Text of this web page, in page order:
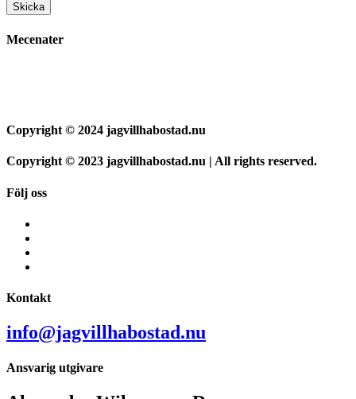
Skicka
Mecenater
Copyright © 2024 jagvillhabostad.nu
Copyright © 2023 jagvillhabostad.nu | All rights reserved.
Följ oss
Kontakt
info@jagvillhabostad.nu
Ansvarig utgivare